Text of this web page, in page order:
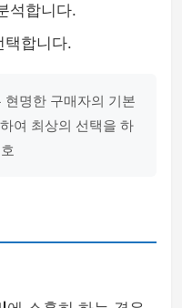
석합니다.
택합니다.
명한 구매자의 기본
여 최상의 선택을 하